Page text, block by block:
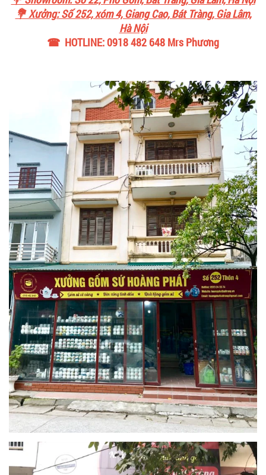
💐 Xưởng: Số 252, xóm 4, Giang Cao, Bát Tràng, Gia Lâm,
Hà Nội
☎ HOTLINE: 0918 482 648 Mrs Phương